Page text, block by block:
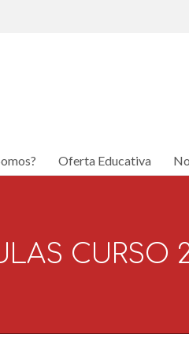
Oferta Educativa
CURSO